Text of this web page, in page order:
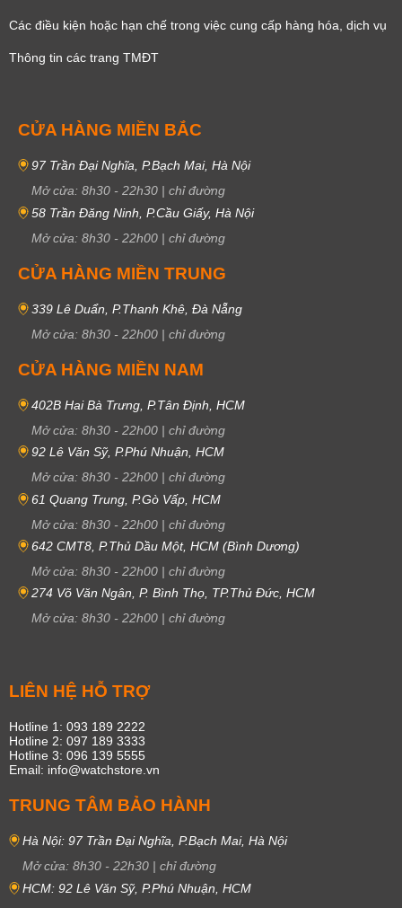
Các điều kiện hoặc hạn chế trong việc cung cấp hàng hóa, dịch vụ
Thông tin các trang TMĐT
CỬA HÀNG MIỀN BẮC
97 Trần Đại Nghĩa, P.Bạch Mai, Hà Nội
Mở cửa: 8h30 - 22h30 | chỉ đường
58 Trần Đăng Ninh, P.Cầu Giấy, Hà Nội
Mở cửa: 8h30 - 22h00 | chỉ đường
CỬA HÀNG MIỀN TRUNG
339 Lê Duẩn, P.Thanh Khê, Đà Nẵng
Mở cửa: 8h30 - 22h00 | chỉ đường
CỬA HÀNG MIỀN NAM
402B Hai Bà Trưng, P.Tân Định, HCM
Mở cửa: 8h30 - 22h00 | chỉ đường
92 Lê Văn Sỹ, P.Phú Nhuận, HCM
Mở cửa: 8h30 - 22h00 | chỉ đường
61 Quang Trung, P.Gò Vấp, HCM
Mở cửa: 8h30 - 22h00 | chỉ đường
642 CMT8, P.Thủ Dầu Một, HCM (Bình Dương)
Mở cửa: 8h30 - 22h00 | chỉ đường
274 Võ Văn Ngân, P. Bình Thọ, TP.Thủ Đức, HCM
Mở cửa: 8h30 - 22h00 | chỉ đường
LIÊN HỆ HỖ TRỢ
Hotline 1: 093 189 2222
Hotline 2: 097 189 3333
Hotline 3: 096 139 5555
Email: info@watchstore.vn
TRUNG TÂM BẢO HÀNH
Hà Nội: 97 Trần Đại Nghĩa, P.Bạch Mai, Hà Nội
Mở cửa: 8h30 - 22h30 | chỉ đường
HCM: 92 Lê Văn Sỹ, P.Phú Nhuận, HCM